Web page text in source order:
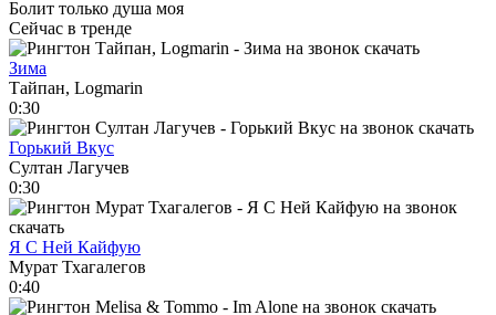
Болит только душа моя
Сейчас в тренде
Зима
Тайпан, Logmarin
0:30
Горький Вкус
Султан Лагучев
0:30
Я С Ней Кайфую
Мурат Тхагалегов
0:40